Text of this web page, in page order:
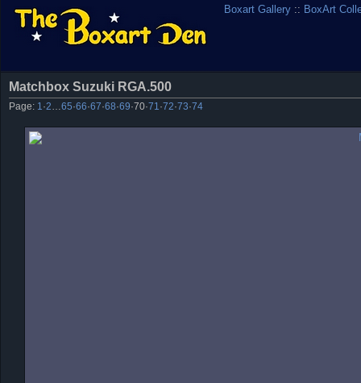
Boxart Gallery :: BoxArt
Matchbox Suzuki RGA.500
Page: 1 ·2 65·66·67·68·69·70·71 ·72·73·74